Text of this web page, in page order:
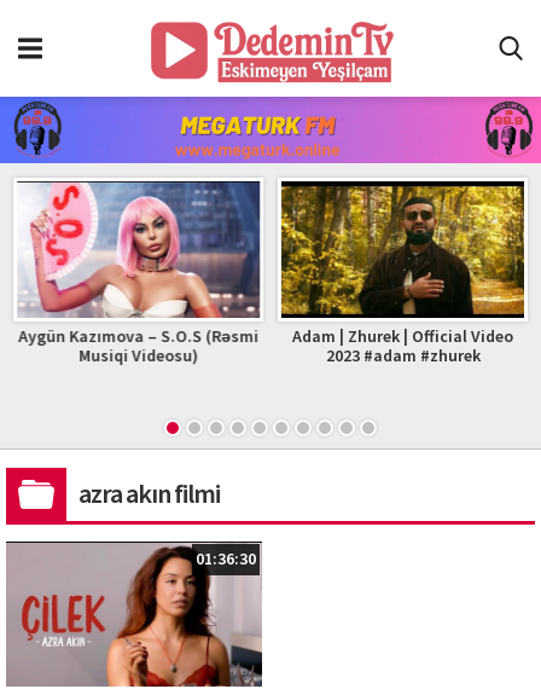
Aygün Kazımova – S.O.S (Rəsmi
Musiqi Videosu)
Adam | Zhurek | Official Video
2023 #adam #zhurek
azra akın filmi
01:36:30